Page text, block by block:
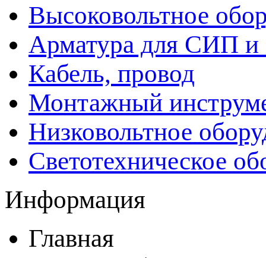
Высоковольтное
Арматура для СИП
Кабель, провод
Монтажный
Низковольтное
Светотехническое
Информация
Главная